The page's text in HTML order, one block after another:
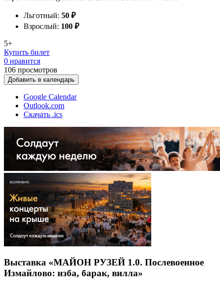
Льготный: 50 ₽
Взрослый: 100 ₽
5+
Купить билет
0 нравится
106 просмотров
Добавить в календарь
Google Calendar
Outlook.com
Скачать .ics
Выставка «МАЙОН РУЗЕЙ 1.0. Послевоенное
Измайлово: изба, барак, вилла»